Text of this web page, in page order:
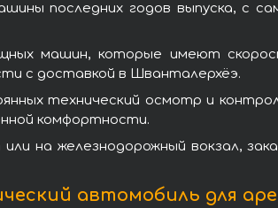
последних годов выпуска, с
машин, которые имеют
с доставкой в Шванталерхёэ.
технический осмотр и
комфортности.
на железнодорожный вокзал,
автомобиль для